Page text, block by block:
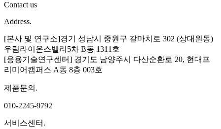
Contact us
Address.
[본사 및 연구소]경기 성남시 중원구 갈마치로 302 (상대원동)
우림라이온스밸리5차 B동 1311호
[응용기술연구센터] 경기도 남양주시 다산순환로 20, 현대프
리미어캠퍼스 A동 8층 003호
제품문의.
010-2245-9792
서비스센터.